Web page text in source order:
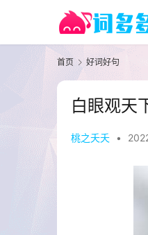
首页 好词好句
白眼观天
桃之夭夭 •